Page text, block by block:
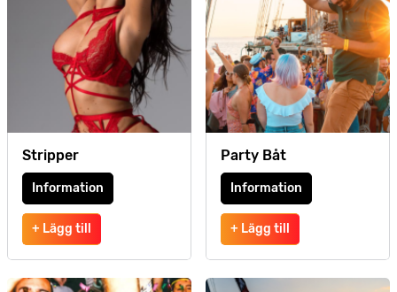
Stripper
Information
+ Lägg till
Party Båt
Information
+ Lägg till